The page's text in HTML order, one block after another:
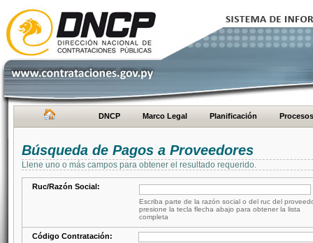
DNCP Marco Legal Planificación Procesos
Búsqueda de Pagos a Proveedores
Llene uno o más campos para obtener el resultado requerido.
Ruc/Razón Social:
Escriba parte de la razón social o del ruc del
presione la tecla flecha abajo para obtener la lista
completa
Código Contratación: